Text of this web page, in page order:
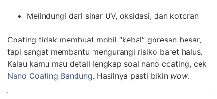
Melindungi dari sinar UV, oksidasi, dan kotoran
Coating tidak membuat mobil “kebal” goresan besar,
tapi sangat membantu mengurangi risiko baret halus.
Kalau kamu mau detail lengkap soal nano coating, cek
Nano Coating Bandung. Hasilnya pasti bikin wow.